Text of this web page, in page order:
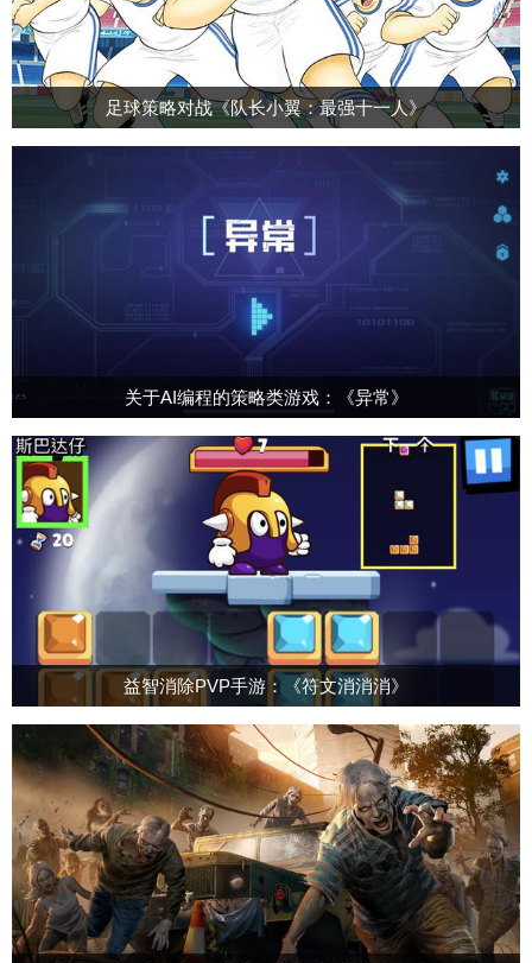
足球策略对战《队长小翼：最强十一人》
关于AI编程的策略类游戏：《异常》
益智消除PVP手游：《符文消消消》